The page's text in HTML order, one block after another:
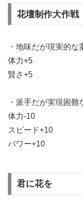
花壇制作大作戦
・地味だが現実的な
体力+5
賢さ+5
・派手だが実現困難
体力-10
スピード+10
パワー+10
君に花を